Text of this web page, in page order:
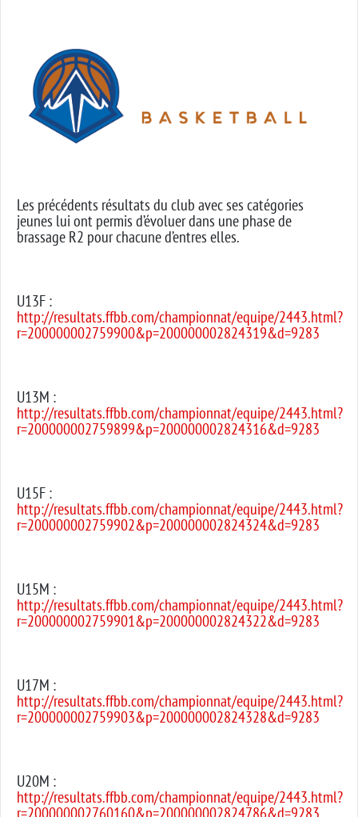
Les précédents résultats du club avec ses catégories
jeunes lui ont permis d’évoluer dans une phase de
brassage R2 pour chacune d’entres elles.
U13F :
http://resultats.ffbb.com/championnat/equipe/2443.html?
r=200000002759900&p=200000002824319&d=9283
U13M :
http://resultats.ffbb.com/championnat/equipe/2443.html?
r=200000002759899&p=200000002824316&d=9283
U15F :
http://resultats.ffbb.com/championnat/equipe/2443.html?
r=200000002759902&p=200000002824324&d=9283
U15M :
http://resultats.ffbb.com/championnat/equipe/2443.html?
r=200000002759901&p=200000002824322&d=9283
U17M :
http://resultats.ffbb.com/championnat/equipe/2443.html?
r=200000002759903&p=200000002824328&d=9283
U20M :
http://resultats.ffbb.com/championnat/equipe/2443.html?
r=200000002760160&p=200000002824786&d=9283